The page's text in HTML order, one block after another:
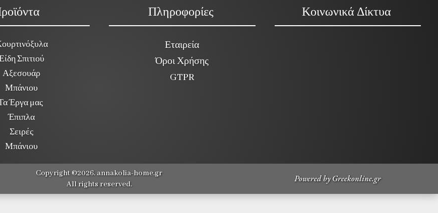
Σπιτιού
Αξεσουάρ
Μπάνιου
Έργα μας
Έπιπλα
Σειρές
Μπάνιου
Πληροφορίες
Εταιρεία
Όροι Χρήσης
GTPR
Κοινωνικά Δίκτυα
Copyright ©2026. annakolia-home.gr
All rights reserved.
Powered by Greekonline.gr